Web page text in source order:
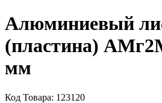
Алюминиевый
(пластина)
мм
Код Товара: 123120